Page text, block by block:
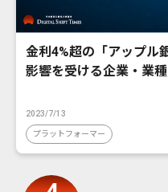
金利4%超の「アップル
影響を受ける企業・業種
2023/7/13
プラットフォーマー